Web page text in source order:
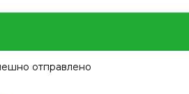
отправлено